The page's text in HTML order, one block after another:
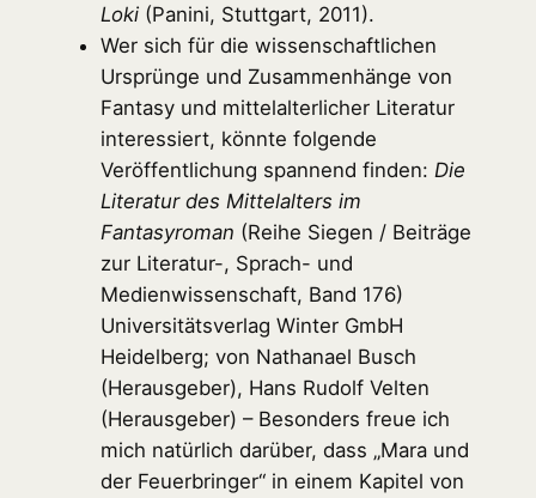
Loki(Panini, Stuttgart, 2011).
Wer sich für die wissenschaftlichen
Ursprünge und Zusammenhänge von
Fantasy und mittelalterlicher Literatur
interessiert, könnte folgende
Veröffentlichung spannend finden: Die
Literatur des Mittelalters im
Fantasyroman (Reihe Siegen / Beiträge
zur Literatur-, Sprach- und
Medienwissenschaft, Band 176)
Universitätsverlag Winter GmbH
Heidelberg; von Nathanael Busch
(Herausgeber), Hans Rudolf Velten
(Herausgeber) – Besonders freue ich
mich natürlich darüber, dass „Mara und
der Feuerbringer“ in einem Kapitel von